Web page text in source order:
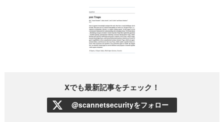
Xでも最新記事をチェック！
@scannetsecurityをフォロー